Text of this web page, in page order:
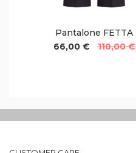
Pantalone FETTA
66,00 €
110,00 €